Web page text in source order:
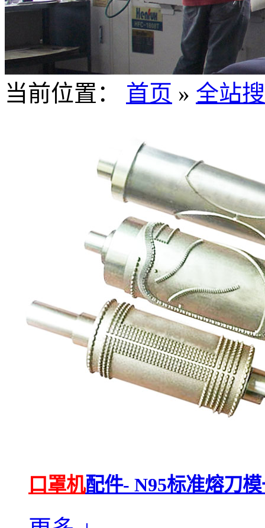
当前位置： 首页 » 全站
口罩机配件- N95标准熔刀